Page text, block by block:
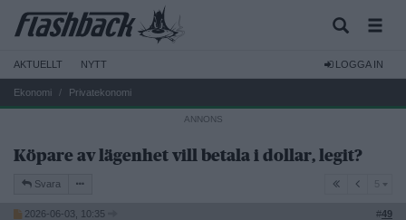
AKTUELLT NYTT LOGGA IN
Ekonomi Privatekonomi
Köpare av lägenhet vill betala i dollar, legit?
Svara 5
2026-06-03, 10:35 #49